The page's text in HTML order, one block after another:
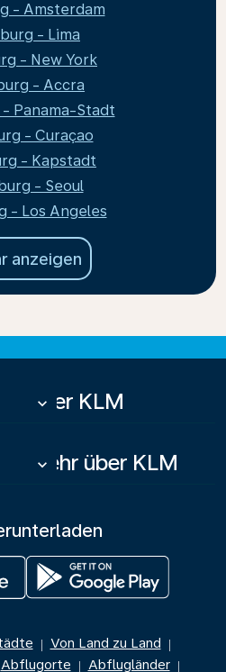
- Amsterdam
- Lima
- New York
- Accra
Panama-Stadt
- Curaçao
- Kapstadt
- Seoul
- Los Angeles
anzeigen
Über KLM
keyboard_arrow_down
Mehr über KLM
keyboard_arrow_down
| Von Land zu Land |
Abflugorte | Abflugländer |